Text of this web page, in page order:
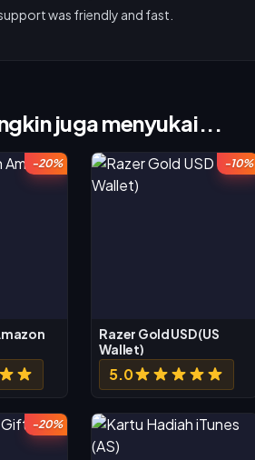
was friendly and fast.
juga menyukai...
-20% -10%
Razer Gold USD (US
Wallet)
5.0
-20%